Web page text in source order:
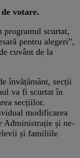
votare.
programul scurtat,
pentru alegeri”,
cuvânt de la
învățământ, secții
va fi scurtat în
secțiilor.
modificarea
Administrație și ne-
și familiile